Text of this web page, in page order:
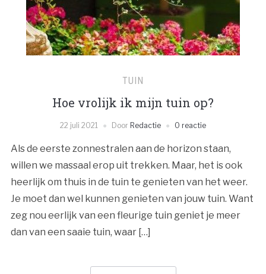
TUIN
Hoe vrolijk ik mijn tuin op?
22 juli 2021 Door Redactie 0 reactie
Als de eerste zonnestralen aan de horizon staan,
willen we massaal erop uit trekken. Maar, het is ook
heerlijk om thuis in de tuin te genieten van het weer.
Je moet dan wel kunnen genieten van jouw tuin. Want
zeg nou eerlijk van een fleurige tuin geniet je meer
dan van een saaie tuin, waar […]